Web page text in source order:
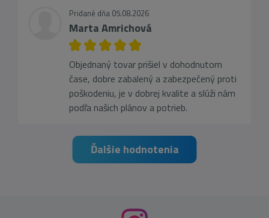
Pridané dňa 05.08.2026
Marta Amrichová
Objednaný tovar prišiel v dohodnutom
čase, dobre zabalený a zabezpečený proti
poškodeniu, je v dobrej kvalite a slúži nám
podľa našich plánov a potrieb.
Ďalšie hodnotenia